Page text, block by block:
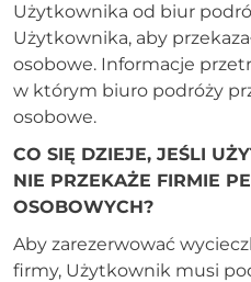
Użytkownika od biur
Użytkownika, aby
osobowe. Informacje
w którym biuro podróży
osobowe.
CO SIĘ DZIEJE, JEŚLI
NIE PRZEKAŻE FIRMIE
OSOBOWYCH?
Aby zarezerwować
firmy, Użytkownik musi